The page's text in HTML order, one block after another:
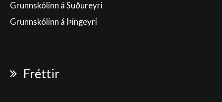
Grunnskólinn á Suðureyri
Grunnskólinn á Þingeyri
Fréttir